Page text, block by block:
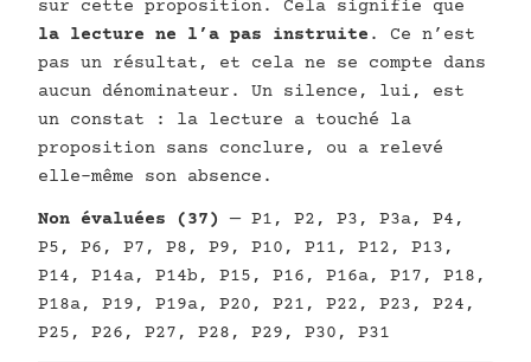
sur cette proposition. Cela signifie que
la lecture ne l’a pas instruite . Ce n’est
pas un résultat, et cela ne se compte dans
aucun dénominateur. Un silence, lui, est
un constat : la lecture a touché la
proposition sans conclure, ou a relevé
elle-même son absence.
Non évaluées (37) — P1, P2, P3, P3a, P4,
P5, P6, P7, P8, P9, P10, P11, P12, P13,
P14, P14a, P14b, P15, P16, P16a, P17, P18,
P18a, P19, P19a, P20, P21, P22, P23, P24,
P25, P26, P27, P28, P29, P30, P31